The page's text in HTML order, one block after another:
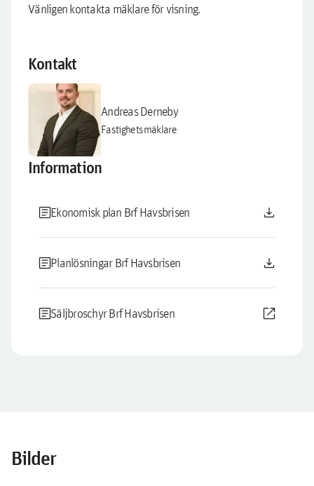
Vänligen kontakta mäklare för visning.
Kontakt
Andreas Derneby
Fastighetsmäklare
Information
articleEkonomisk plan Brf Havsbrisen download
articlePlanlösningar Brf Havsbrisen download
articleSäljbroschyr Brf Havsbrisen open_in_new
Bilder